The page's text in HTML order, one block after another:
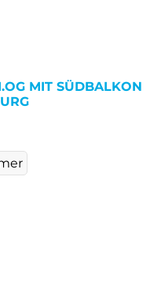
MIT SÜDBALKON